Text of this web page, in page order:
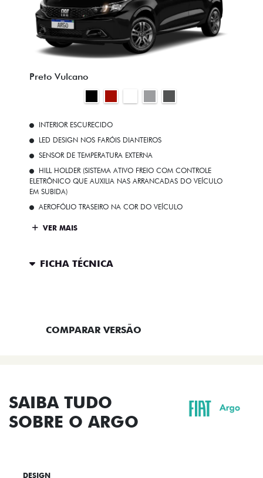
Preto Vulcano
INTERIOR ESCURECIDO
LED DESIGN NOS FARÓIS DIANTEIROS
SENSOR DE TEMPERATURA EXTERNA
HILL HOLDER (SISTEMA ATIVO FREIO COM CONTROLE
ELETRÔNICO QUE AUXILIA NAS ARRANCADAS DO VEÍCULO
EM SUBIDA)
AEROFÓLIO TRASEIRO NA COR DO VEÍCULO
VER MAIS
FICHA TÉCNICA
COMPARAR VERSÃO
SAIBA TUDO
SOBRE O ARGO
DESIGN